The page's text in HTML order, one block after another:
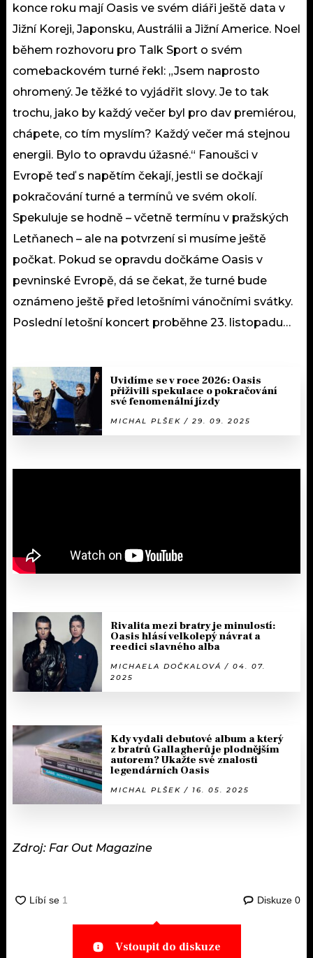
konce roku mají Oasis ve svém diáři ještě data v
Jižní Koreji, Japonsku, Austrálii a Jižní Americe. Noel
během rozhovoru pro Talk Sport o svém
comebackovém turné řekl: „Jsem naprosto
ohromený. Je těžké to vyjádřit slovy. Je to tak
trochu, jako by každý večer byl pro dav premiérou,
chápete, co tím myslím? Každý večer má stejnou
energii. Bylo to opravdu úžasné.“⁠⁠ Fanoušci v
Evropě teď s napětím čekají, jestli se dočkají
pokračování turné a termínů ve svém okolí.
Spekuluje se hodně – včetně termínu v pražských
Letňanech – ale na potvrzení si musíme ještě
počkat. Pokud se opravdu dočkáme Oasis v
pevninské Evropě, dá se čekat, že turné bude
oznámeno ještě před letošními vánočními svátky.
Poslední letošní koncert proběhne 23. listopadu…
Uvidíme se v roce 2026: Oasis
přiživili spekulace o pokračování
své fenomenální jízdy
MICHAL PLŠEK / 29. 09. 2025
Rivalita mezi bratry je minulostí:
Oasis hlásí velkolepý návrat a
reedici slavného alba
MICHAELA DOČKALOVÁ / 04. 07.
2025
Kdy vydali debutové album a který
z bratrů Gallagherů je plodnějším
autorem? Ukažte své znalosti
legendárních Oasis
MICHAL PLŠEK / 16. 05. 2025
Zdroj: Far Out Magazine
Diskuze 0
Vstoupit do diskuze